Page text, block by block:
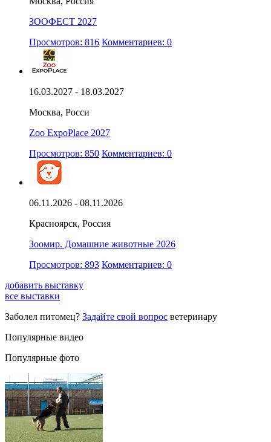
ЗООФЕСТ 2027
Просмотров: 816 Комментариев: 0
16.03.2027 - 18.03.2027
Москва, Росси
Zoo ExpoPlace 2027
Просмотров: 850 Комментариев: 0
06.11.2026 - 08.11.2026
Красноярск, Россия
Зоомир. Домашние животные 2026
Просмотров: 893 Комментариев: 0
добавить выставку
все выставки
Заболел питомец? Задайте свой вопрос ветеринару
Популярные видео
Популярные фото